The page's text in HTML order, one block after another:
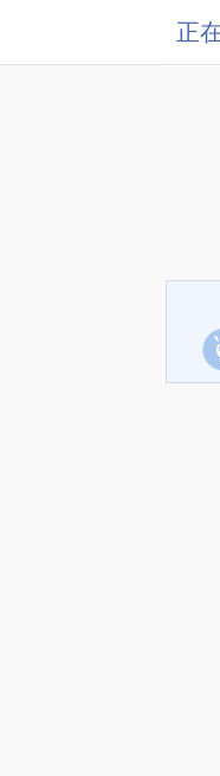
正